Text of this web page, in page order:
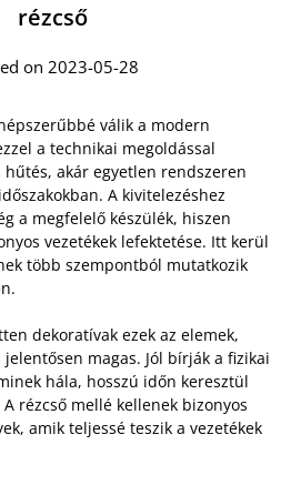
rézcső
on 2023-05-28
válik a modern
a technikai megoldással
akár egyetlen rendszeren
A kivitelezéshez
a megfelelő készülék, hiszen
vezetékek lefektetése. Itt kerül
több szempontból mutatkozik
dekoratívak ezek az elemek,
magas. Jól bírják a fizikai
hála, hosszú időn keresztül
rézcső mellé kellenek bizonyos
amik teljessé teszik a vezetékek